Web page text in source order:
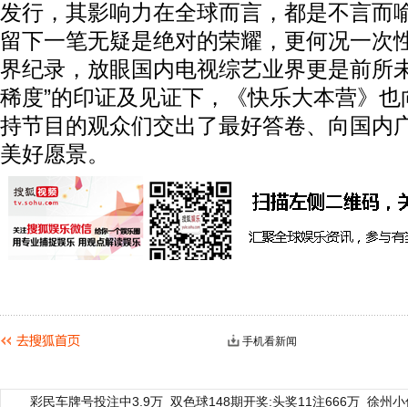
发行，其影响力在全球而言，都是不言而
留下一笔无疑是绝对的荣耀，更何况一次
界纪录，放眼国内电视综艺业界更是前所
稀度”的印证及见证下，《快乐大本营》
持节目的观众们交出了最好答卷、向国内
美好愿景。
手机看新闻
彩民车牌号投注中3.9万 双色球148期开奖:头奖11注666万 徐州